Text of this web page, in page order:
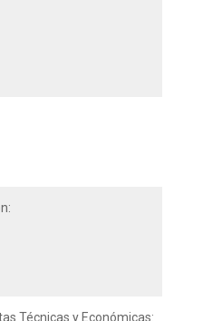
Técnicas y Económicas: